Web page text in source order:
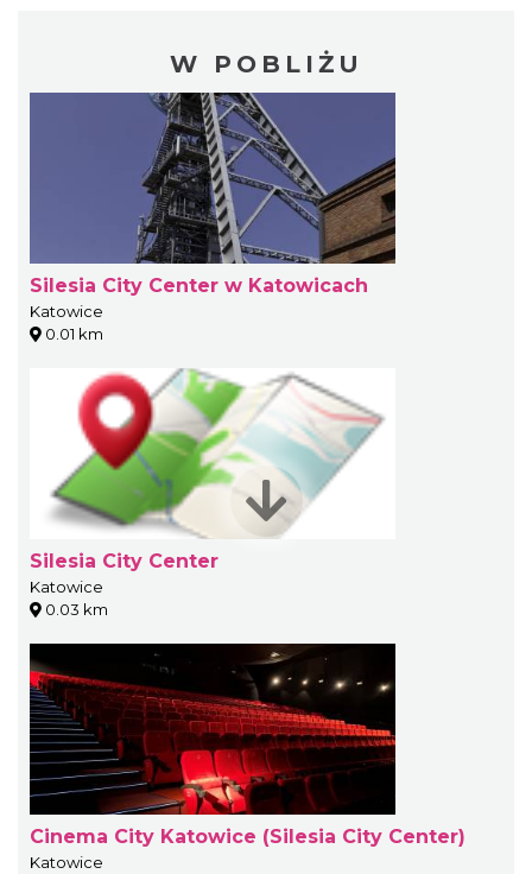
W POBLIŻU
Silesia City Center w Katowicach
Katowice
0.01 km
Silesia City Center
Katowice
0.03 km
Cinema City Katowice (Silesia City Center)
Katowice